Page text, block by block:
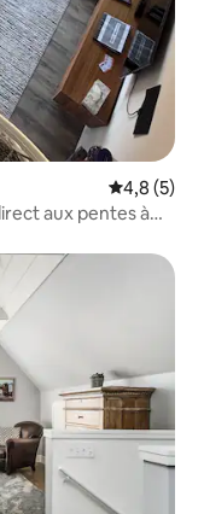
Note
4,8 (5)
aux pentes à